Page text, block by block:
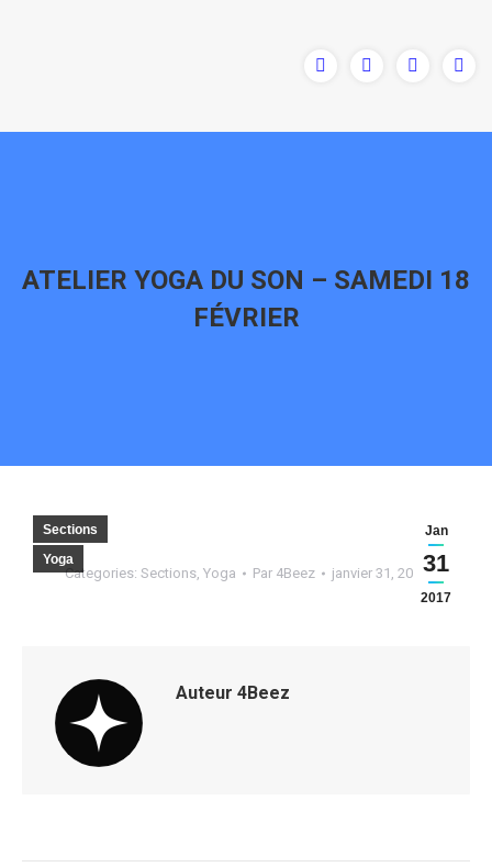
ATELIER YOGA DU SON – SAMEDI 18
FÉVRIER
Jan
31
2017
Sections
Yoga
Categories: Sections, Yoga Par 4Beez janvier 31, 2017
Auteur 4Beez